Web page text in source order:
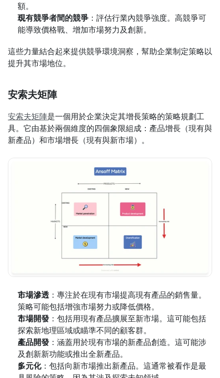
額。
現有競爭者間的競爭 ：評估行業內競爭強度。高競爭可
能導致價格戰、增加市場努力及創新。
這些力量結合起來提供競爭環境洞察，幫助企業制定策略以
提升其市場地位。
安索夫矩陣
安索夫矩陣是一個用於企業決定其增長策略的策略規劃工
具。它由基於兩個維度的四個象限組成：產品增長（現有與
新產品）和市場增長（現有與新市場）。
市場滲透 ：專注於在現有市場提高現有產品的銷售量。
策略可能包括增強市場努力或降低價格。
市場開發 ：包括用現有產品擴展至新市場。這可能包括
探索新地理區域或瞄準不同的顧客群。
產品開發 ：涵蓋用於現有市場的新產品創造。這可能涉
及創新新功能或推出全新產品。
多元化：包括向新市場推出新產品。這通常被看作是最